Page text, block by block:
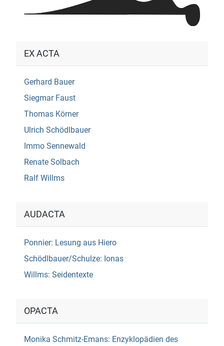
EX ACTA
Gerhard Bauer
Siegmar Faust
Thomas Körner
Ulrich Schödlbauer
Immo Sennewald
Renate Solbach
Ralf Willms
AUDACTA
Ponnier: Lesung aus Hiero
Schödlbauer/Schulze: Ionas
Willms: Seidentexte
OPACTA
Monika Schmitz-Emans: Enzyklopädien des